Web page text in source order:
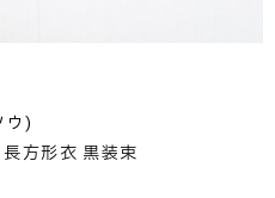
ウ)
方形衣 黒装束